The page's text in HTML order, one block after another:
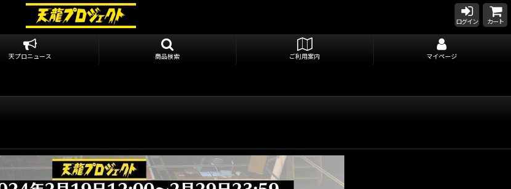
ログイン カート
天プロニュース 商品検索 ご利用案内 マイページ